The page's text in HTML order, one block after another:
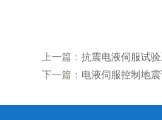
上一篇： 抗震电液伺服试
下一篇： 电液伺服控制地